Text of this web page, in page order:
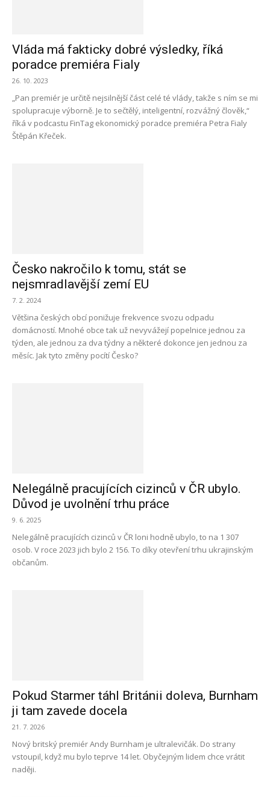
Vláda má fakticky dobré výsledky, říká
poradce premiéra Fialy
26. 10. 2023
„Pan premiér je určitě nejsilnější část celé té vlády, takže s ním se mi
spolupracuje výborně. Je to sečtělý, inteligentní, rozvážný člověk,“
říká v podcastu FinTag ekonomický poradce premiéra Petra Fialy
Štěpán Křeček.
Česko nakročilo k tomu, stát se
nejsmradlavější zemí EU
7. 2. 2024
Většina českých obcí ponižuje frekvence svozu odpadu
domácností. Mnohé obce tak už nevyvážejí popelnice jednou za
týden, ale jednou za dva týdny a některé dokonce jen jednou za
měsíc. Jak tyto změny pocítí Česko?
Nelegálně pracujících cizinců v ČR ubylo.
Důvod je uvolnění trhu práce
9. 6. 2025
Nelegálně pracujících cizinců v ČR loni hodně ubylo, to na 1 307
osob. V roce 2023 jich bylo 2 156. To díky otevření trhu ukrajinským
občanům.
Pokud Starmer táhl Británii doleva, Burnham
ji tam zavede docela
21. 7. 2026
Nový britský premiér Andy Burnham je ultralevičák. Do strany
vstoupil, když mu bylo teprve 14 let. Obyčejným lidem chce vrátit
naději.